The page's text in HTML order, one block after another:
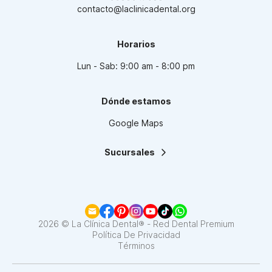
contacto@laclinicadental.org
Horarios
Lun - Sab: 9:00 am - 8:00 pm
Dónde estamos
Google Maps
Sucursales
La Clínica Dental | Narvarte
La Clínica Dental | Santa Fe
La Clínica Dental | Coapa
La Clínica Dental | Satélite
2026 © La Clínica Dental® - Red Dental Premium
Política De Privacidad
Términos